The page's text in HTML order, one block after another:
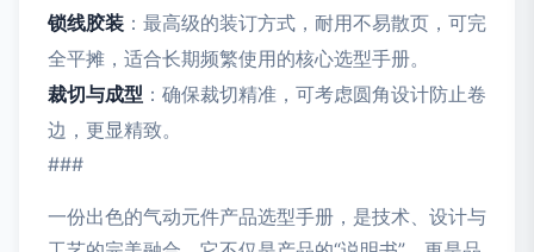
锁线胶装 ：最高级的装订方式，耐用不易散页，可完
全平摊，适合长期频繁使用的核心选型手册。
裁切与成型 ：确保裁切精准，可考虑圆角设计防止卷
边，更显精致。
###
一份出色的气动元件产品选型手册，是技术、设计与